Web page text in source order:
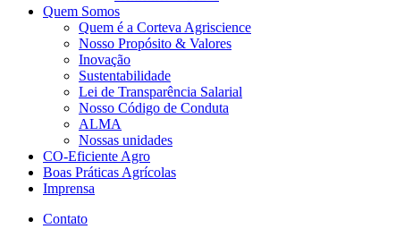
Quem Somos
Quem é a Corteva Agriscience
Nosso Propósito & Valores
Inovação
Sustentabilidade
Lei de Transparência Salarial
Nosso Código de Conduta
ALMA
Nossas unidades
CO-Eficiente Agro
Boas Práticas Agrícolas
Imprensa
Contato